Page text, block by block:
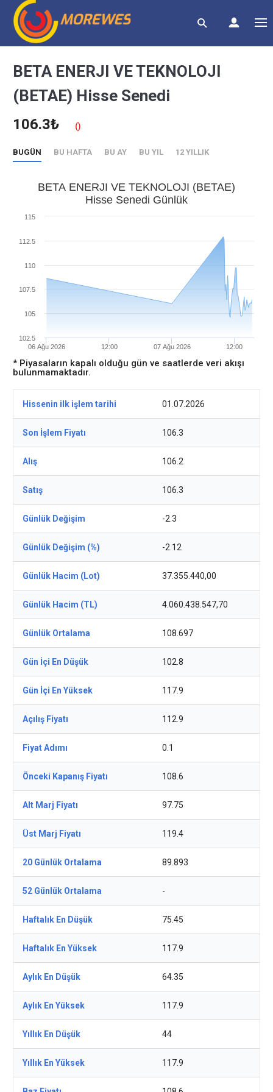
BETA ENERJI VE TEKNOLOJI
(BETAE) Hisse Senedi
106.3₺ ()
BUGÜN BU HAFTA BU AY BU YIL 12 YILLIK
BETA ENERJI VE TEKNOLOJI (BETAE)
Hisse Senedi Günlük
06 Ağu 2026 12:00 07 Ağu 2026 12:00
102.5
105
107.5
110
112.5
115
* Piyasaların kapalı olduğu gün ve saatlerde veri akışı
bulunmamaktadır.
Hissenin ilk işlem tarihi 01.07.2026
Son İşlem Fiyatı 106.3
Alış 106.2
Satış 106.3
Günlük Değişim -2.3
Günlük Değişim (%) -2.12
Günlük Hacim (Lot) 37.355.440,00
Günlük Hacim (TL) 4.060.438.547,70
Günlük Ortalama 108.697
Gün İçi En Düşük 102.8
Gün İçi En Yüksek 117.9
Açılış Fiyatı 112.9
Fiyat Adımı 0.1
Önceki Kapanış Fiyatı 108.6
Alt Marj Fiyatı 97.75
Üst Marj Fiyatı 119.4
20 Günlük Ortalama 89.893
52 Günlük Ortalama -
Haftalık En Düşük 75.45
Haftalık En Yüksek 117.9
Aylık En Düşük 64.35
Aylık En Yüksek 117.9
Yıllık En Düşük 44
Yıllık En Yüksek 117.9